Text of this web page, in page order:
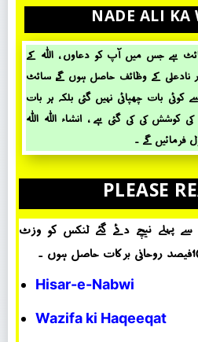
NADE ALI KA
ہے جس میں آپ کو دعاوں ، اللہ کے
نادعلی کے وظائف حاصل ہوں گے، سائٹ
بات چھپائی نہیں گئی بلکہ ہر بات
کوشش کی کی گئی ہے ، انشاء اللہ اللہ
گے ۔
PLEASE
پہلے نیچے دئے گئے لنکس کو وزٹ
Hisar-e-Nabwi
Wazifa ki Haqeeqat